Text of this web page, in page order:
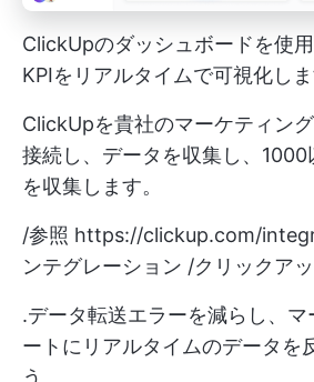
ClickUpのダッシュボードを使
KPIをリアルタイムで可視化しま
ClickUpを貴社のマーケティン
接続し、データを収集し、1000
を収集します。
/参照 https://clickup.com/
ンテグレーション /クリックア
.データ転送エラーを減らし、
ートにリアルタイムのデータを
う。